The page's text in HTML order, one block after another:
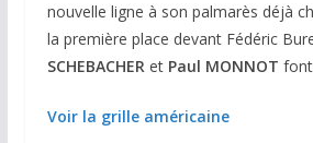
nouvelle ligne à son palmarès déjà
la première place devant Fédéric
SCHEBACHERet Paul MONNOT
Voir la grille américaine